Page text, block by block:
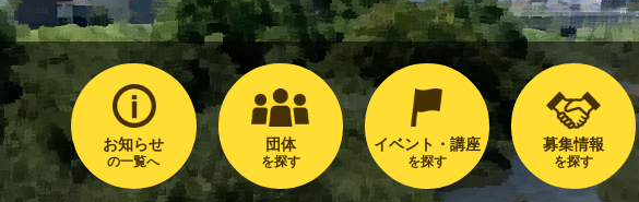
お知らせ
の一覧へ
団体
を探す
イベント・講座
を探す
募集情報
を探す